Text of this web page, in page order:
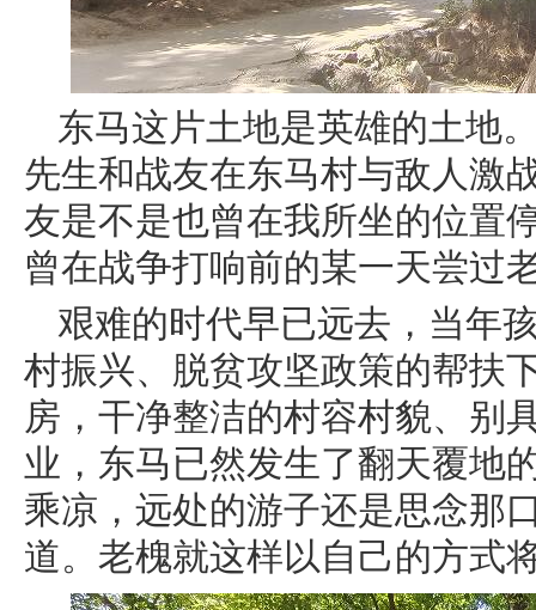
东马这片土地是英雄的土地
先生和战友在东马村与敌人激
友是不是也曾在我所坐的位置
曾在战争打响前的某一天尝过
艰难的时代早已远去，当年
村振兴、脱贫攻坚政策的帮扶
房，干净整洁的村容村貌、别
业，东马已然发生了翻天覆地
乘凉，远处的游子还是思念那
道。老槐就这样以自己的方